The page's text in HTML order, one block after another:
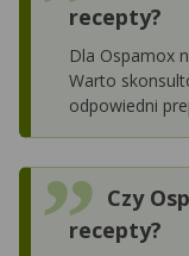
recepty?
Dla Ospamox
Warto
odpowiedni
Czy
recepty?